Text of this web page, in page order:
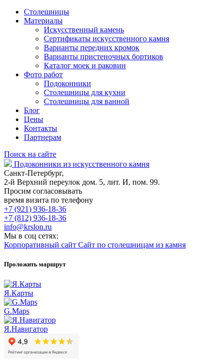
Столешницы
Материалы
Искусственный камень
Сертификаты искусственного камня
Варианты передних кромок
Варианты пристеночных бортиков
Каталог моек и раковин
Фото работ
Подоконники
Столешницы для кухни
Столешницы для ванной
Блог
Цены
Контакты
Партнерам
Поиск на сайте
Подоконники из искусственного камня
Санкт-Петербург,
2-й Верхний переулок дом. 5, лит. И, пом. 99.
Просим согласовывать
время визита по телефону
+7 (921) 936-18-36
+7 (812) 936-18-36
info@krslon.ru
Мы в соц сетях:
Корпоративный сайт Сайт по столешницам из камня
Проложить маршрут
Я.Карты
G.Maps
Я.Навигатор